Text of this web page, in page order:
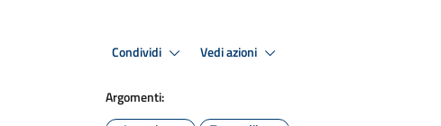
Condividi Vedi azioni
Argomenti: